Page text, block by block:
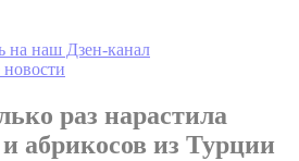
на наш Дзен-канал
раз нарастила
абрикосов из Турции